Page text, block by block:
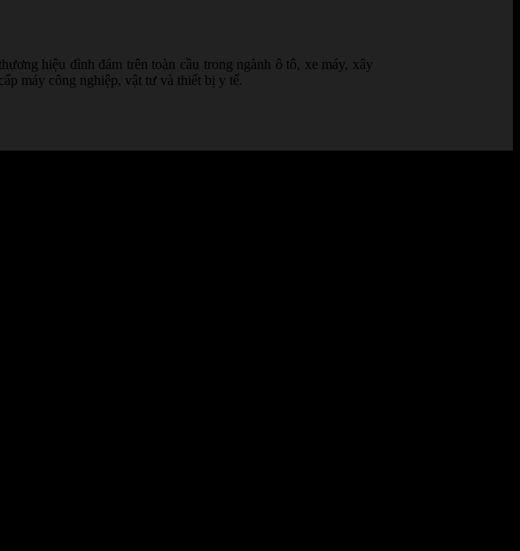
hiệu đình đám trên toàn cầu trong ngành ô tô, xe máy, xây
máy công nghiệp, vật tư và thiết bị y tế.